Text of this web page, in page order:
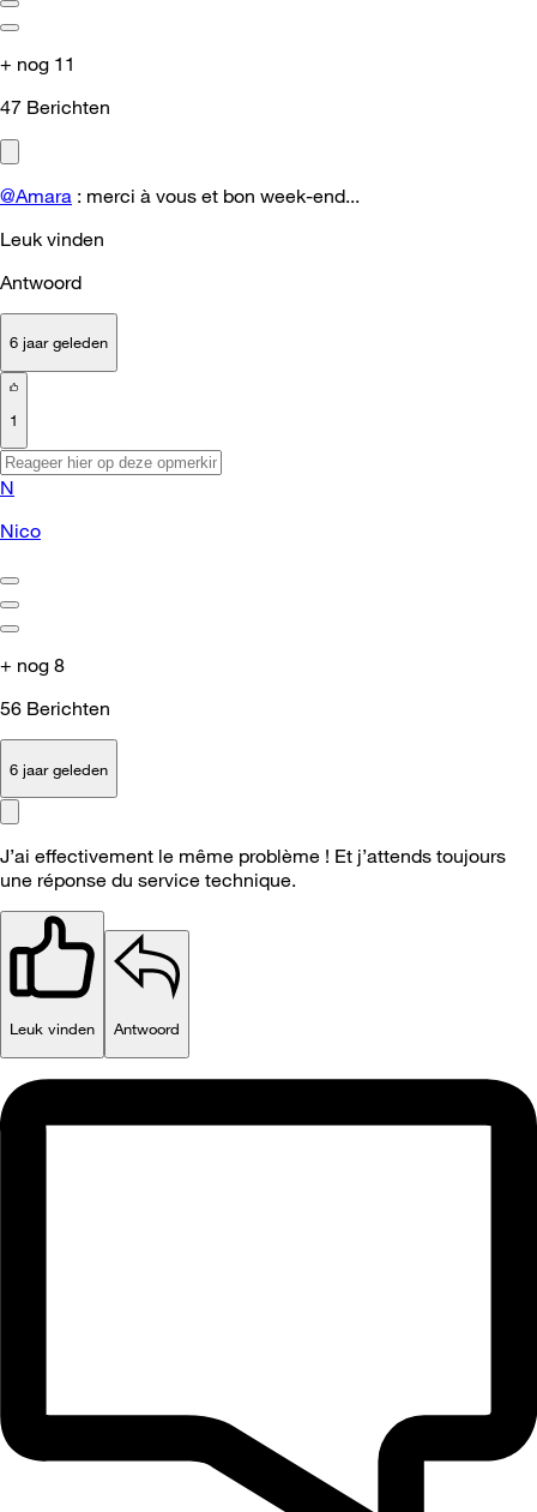
+ nog 11
47 Berichten
@Amara : merci à vous et bon week-end...
Leuk vinden
Antwoord
6 jaar geleden
1
N
Nico
+ nog 8
56 Berichten
6 jaar geleden
J’ai effectivement le même problème ! Et j’attends toujours
une réponse du service technique.
Leuk vinden Antwoord